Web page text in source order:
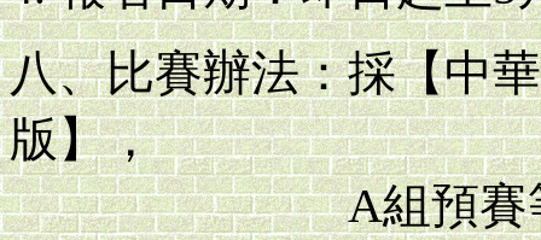
八、比賽辦法：採【中
版】，
A組預賽等級分